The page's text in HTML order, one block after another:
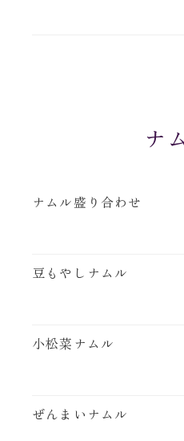
ナ
ナムル盛り合わせ
豆もやしナムル
小松菜ナムル
ぜんまいナムル